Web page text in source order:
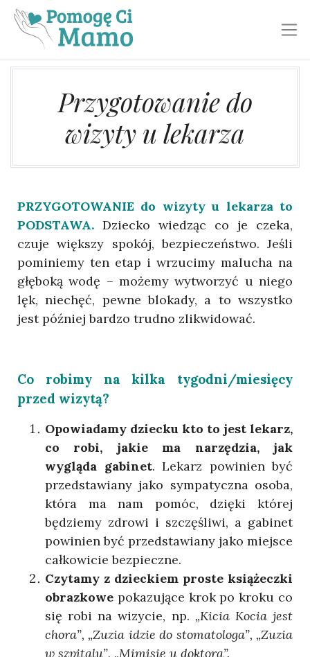
Przygotowanie do
wizyty u lekarza
PRZYGOTOWANIE do wizyty u lekarza to
PODSTAWA. Dziecko wiedząc co je czeka,
czuje większy spokój, bezpieczeństwo. Jeśli
pominiemy ten etap i wrzucimy malucha na
głęboką wodę – możemy wytworzyć u niego
lęk, niechęć, pewne blokady, a to wszystko
jest później bardzo trudno zlikwidować.
Co robimy na kilka tygodni/miesięcy
przed wizytą?
Opowiadamy dziecku kto to jest lekarz,
co robi, jakie ma narzędzia, jak
wygląda gabinet. Lekarz powinien być
przedstawiany jako sympatyczna osoba,
która ma nam pomóc, dzięki której
będziemy zdrowi i szczęśliwi, a gabinet
powinien być przedstawiany jako miejsce
całkowicie bezpieczne.
Czytamy z dzieckiem proste książeczki
obrazkowe pokazujące krok po kroku co
się robi na wizycie, np. „Kicia Kocia jest
chora”, „Zuzia idzie do stomatologa”, „Zuzia
w szpitalu”, „Mimisie u doktora”.